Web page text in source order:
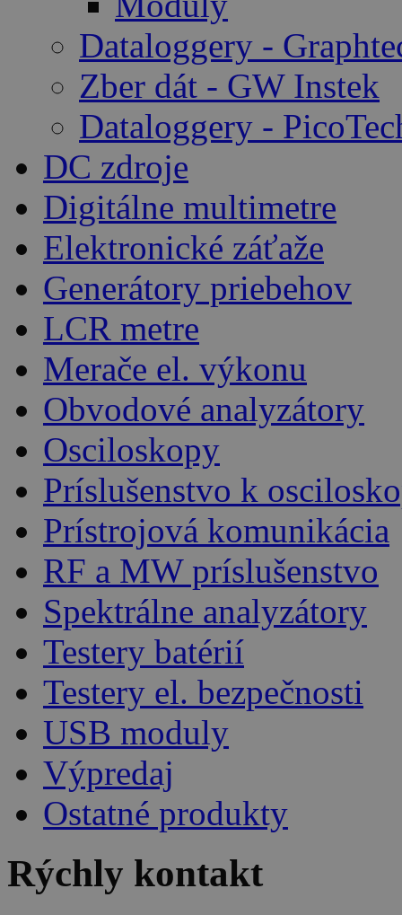
Dataloggery -
Zber dát - GW Instek
Dataloggery -
DC zdroje
Digitálne multimetre
Elektronické záťaže
Generátory priebehov
LCR metre
Merače el. výkonu
Obvodové analyzátory
Osciloskopy
Príslušenstvo k
Prístrojová komunikácia
RF a MW príslušenstvo
Spektrálne analyzátory
Testery batérií
Testery el. bezpečnosti
USB moduly
Výpredaj
Ostatné produkty
Rýchly kontakt